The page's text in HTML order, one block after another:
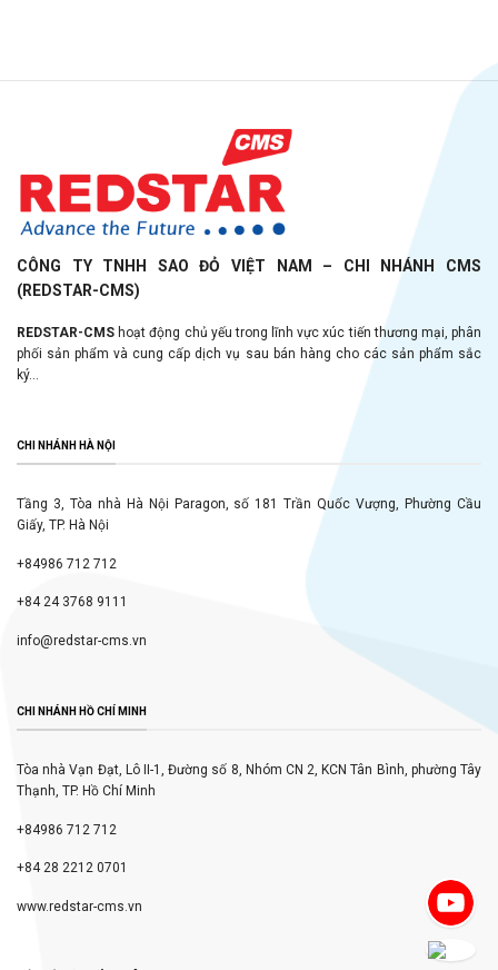
CÔNG TY TNHH SAO ĐỎ VIỆT NAM – CHI NHÁNH CMS
(REDSTAR-CMS)
REDSTAR-CMS hoạt động chủ yếu trong lĩnh vực xúc tiến thương mại, phân
phối sản phẩm và cung cấp dịch vụ sau bán hàng cho các sản phẩm sắc
ký...
CHI NHÁNH HÀ NỘI
Tầng 3, Tòa nhà Hà Nội Paragon, số 181 Trần Quốc Vượng, Phường Cầu
Giấy, TP. Hà Nội
+84986 712 712
+84 24 3768 9111
info@redstar-cms.vn
CHI NHÁNH HỒ CHÍ MINH
Tòa nhà Vạn Đạt, Lô II-1, Đường số 8, Nhóm CN 2, KCN Tân Bình, phường Tây
Thạnh, TP. Hồ Chí Minh
+84986 712 712
+84 28 2212 0701
www.redstar-cms.vn